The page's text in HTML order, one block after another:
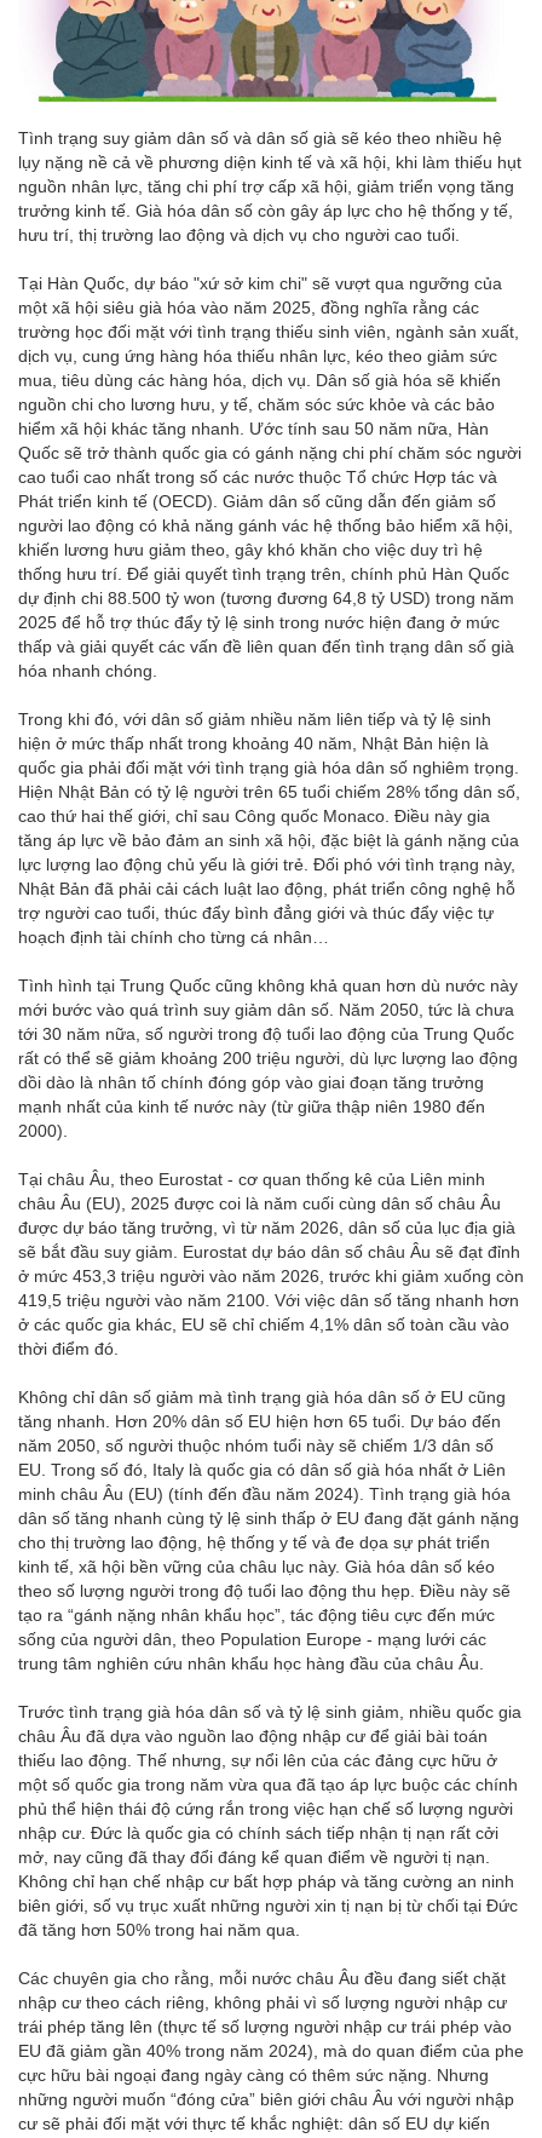
Tình trạng suy giảm dân số và dân số già sẽ kéo theo nhiều hệ
lụy nặng nề cả về phương diện kinh tế và xã hội, khi làm thiếu hụt
nguồn nhân lực, tăng chi phí trợ cấp xã hội, giảm triển vọng tăng
trưởng kinh tế. Già hóa dân số còn gây áp lực cho hệ thống y tế,
hưu trí, thị trường lao động và dịch vụ cho người cao tuổi.
Tại Hàn Quốc, dự báo "xứ sở kim chi" sẽ vượt qua ngưỡng của
một xã hội siêu già hóa vào năm 2025, đồng nghĩa rằng các
trường học đối mặt với tình trạng thiếu sinh viên, ngành sản xuất,
dịch vụ, cung ứng hàng hóa thiếu nhân lực, kéo theo giảm sức
mua, tiêu dùng các hàng hóa, dịch vụ. Dân số già hóa sẽ khiến
nguồn chi cho lương hưu, y tế, chăm sóc sức khỏe và các bảo
hiểm xã hội khác tăng nhanh. Ước tính sau 50 năm nữa, Hàn
Quốc sẽ trở thành quốc gia có gánh nặng chi phí chăm sóc người
cao tuổi cao nhất trong số các nước thuộc Tổ chức Hợp tác và
Phát triển kinh tế (OECD). Giảm dân số cũng dẫn đến giảm số
người lao động có khả năng gánh vác hệ thống bảo hiểm xã hội,
khiến lương hưu giảm theo, gây khó khăn cho việc duy trì hệ
thống hưu trí. Để giải quyết tình trạng trên, chính phủ Hàn Quốc
dự định chi 88.500 tỷ won (tương đương 64,8 tỷ USD) trong năm
2025 để hỗ trợ thúc đẩy tỷ lệ sinh trong nước hiện đang ở mức
thấp và giải quyết các vấn đề liên quan đến tình trạng dân số già
hóa nhanh chóng.
Trong khi đó, với dân số giảm nhiều năm liên tiếp và tỷ lệ sinh
hiện ở mức thấp nhất trong khoảng 40 năm, Nhật Bản hiện là
quốc gia phải đối mặt với tình trạng già hóa dân số nghiêm trọng.
Hiện Nhật Bản có tỷ lệ người trên 65 tuổi chiếm 28% tổng dân số,
cao thứ hai thế giới, chỉ sau Công quốc Monaco. Điều này gia
tăng áp lực về bảo đảm an sinh xã hội, đặc biệt là gánh nặng của
lực lượng lao động chủ yếu là giới trẻ. Đối phó với tình trạng này,
Nhật Bản đã phải cải cách luật lao động, phát triển công nghệ hỗ
trợ người cao tuổi, thúc đẩy bình đẳng giới và thúc đẩy việc tự
hoạch định tài chính cho từng cá nhân…
Tình hình tại Trung Quốc cũng không khả quan hơn dù nước này
mới bước vào quá trình suy giảm dân số. Năm 2050, tức là chưa
tới 30 năm nữa, số người trong độ tuổi lao động của Trung Quốc
rất có thể sẽ giảm khoảng 200 triệu người, dù lực lượng lao động
dồi dào là nhân tố chính đóng góp vào giai đoạn tăng trưởng
mạnh nhất của kinh tế nước này (từ giữa thập niên 1980 đến
2000).
Tại châu Âu, theo Eurostat - cơ quan thống kê của Liên minh
châu Âu (EU), 2025 được coi là năm cuối cùng dân số châu Âu
được dự báo tăng trưởng, vì từ năm 2026, dân số của lục địa già
sẽ bắt đầu suy giảm. Eurostat dự báo dân số châu Âu sẽ đạt đỉnh
ở mức 453,3 triệu người vào năm 2026, trước khi giảm xuống còn
419,5 triệu người vào năm 2100. Với việc dân số tăng nhanh hơn
ở các quốc gia khác, EU sẽ chỉ chiếm 4,1% dân số toàn cầu vào
thời điểm đó.
Không chỉ dân số giảm mà tình trạng già hóa dân số ở EU cũng
tăng nhanh. Hơn 20% dân số EU hiện hơn 65 tuổi. Dự báo đến
năm 2050, số người thuộc nhóm tuổi này sẽ chiếm 1/3 dân số
EU. Trong số đó, Italy là quốc gia có dân số già hóa nhất ở Liên
minh châu Âu (EU) (tính đến đầu năm 2024). Tình trạng già hóa
dân số tăng nhanh cùng tỷ lệ sinh thấp ở EU đang đặt gánh nặng
cho thị trường lao động, hệ thống y tế và đe dọa sự phát triển
kinh tế, xã hội bền vững của châu lục này. Già hóa dân số kéo
theo số lượng người trong độ tuổi lao động thu hẹp. Điều này sẽ
tạo ra “gánh nặng nhân khẩu học”, tác động tiêu cực đến mức
sống của người dân, theo Population Europe - mạng lưới các
trung tâm nghiên cứu nhân khẩu học hàng đầu của châu Âu.
Trước tình trạng già hóa dân số và tỷ lệ sinh giảm, nhiều quốc gia
châu Âu đã dựa vào nguồn lao động nhập cư để giải bài toán
thiếu lao động. Thế nhưng, sự nổi lên của các đảng cực hữu ở
một số quốc gia trong năm vừa qua đã tạo áp lực buộc các chính
phủ thể hiện thái độ cứng rắn trong việc hạn chế số lượng người
nhập cư. Đức là quốc gia có chính sách tiếp nhận tị nạn rất cởi
mở, nay cũng đã thay đổi đáng kể quan điểm về người tị nạn.
Không chỉ hạn chế nhập cư bất hợp pháp và tăng cường an ninh
biên giới, số vụ trục xuất những người xin tị nạn bị từ chối tại Đức
đã tăng hơn 50% trong hai năm qua.
Các chuyên gia cho rằng, mỗi nước châu Âu đều đang siết chặt
nhập cư theo cách riêng, không phải vì số lượng người nhập cư
trái phép tăng lên (thực tế số lượng người nhập cư trái phép vào
EU đã giảm gần 40% trong năm 2024), mà do quan điểm của phe
cực hữu bài ngoại đang ngày càng có thêm sức nặng. Nhưng
những người muốn “đóng cửa” biên giới châu Âu với người nhập
cư sẽ phải đối mặt với thực tế khắc nghiệt: dân số EU dự kiến